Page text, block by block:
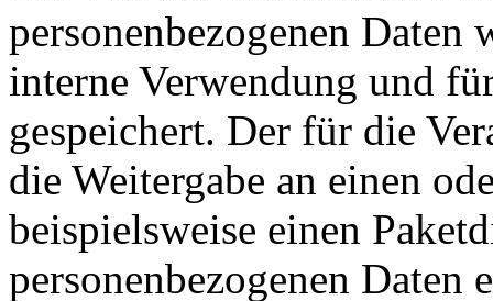
personenbezogenen
interne Verwendung und
gespeichert. Der für die
die Weitergabe an einen
beispielsweise einen
personenbezogenen